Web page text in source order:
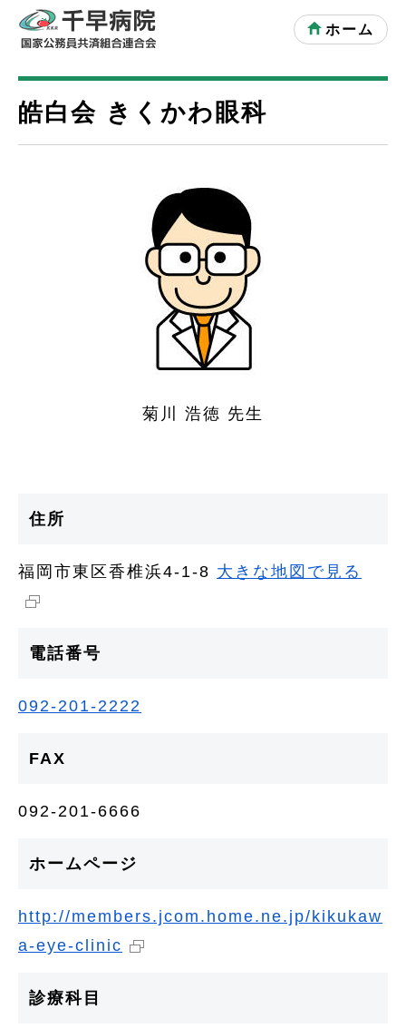
ホーム
皓白会 きくかわ眼科
菊川 浩徳 先生
住所
福岡市東区香椎浜4-1-8 大きな地図で見る
電話番号
092-201-2222
FAX
092-201-6666
ホームページ
http://members.jcom.home.ne.jp/kikukaw
a-eye-clinic
診療科目